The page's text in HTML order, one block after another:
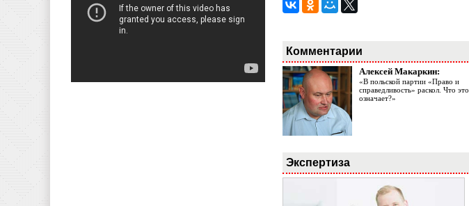
Комментарии
Алексей Макаркин:
«В польской партии «Право и
справедливость» раскол. Что это
означает?»
Экспертиза